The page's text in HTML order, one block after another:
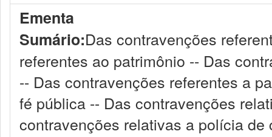
Ementa
Sumário:Das contravenções
referentes ao patrimônio -- Das
-- Das contravenções referentes a
fé pública -- Das contravenções
contravenções relativas a polícia